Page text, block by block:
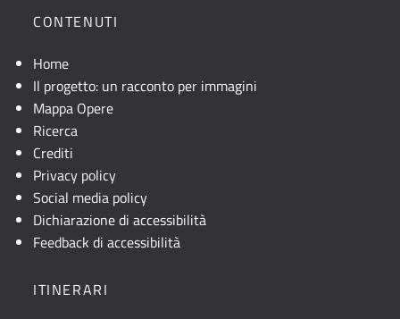
CONTENUTI
Home
Il progetto: un racconto per immagini
Mappa Opere
Ricerca
Crediti
Privacy policy
Social media policy
Dichiarazione di accessibilità
Feedback di accessibilità
ITINERARI